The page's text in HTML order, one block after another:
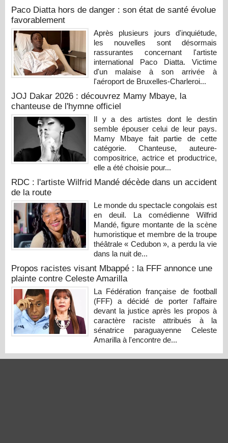
Paco Diatta hors de danger : son état de santé évolue
favorablement
Après plusieurs jours d'inquiétude,
les nouvelles sont désormais
rassurantes concernant l'artiste
international Paco Diatta. Victime
d'un malaise à son arrivée à
l'aéroport de Bruxelles-Charleroi...
JOJ Dakar 2026 : découvrez Mamy Mbaye, la
chanteuse de l'hymne officiel
Il y a des artistes dont le destin
semble épouser celui de leur pays.
Mamy Mbaye fait partie de cette
catégorie. Chanteuse, auteure-
compositrice, actrice et productrice,
elle a été choisie pour...
RDC : l'artiste Wilfrid Mandé décède dans un accident
de la route
Le monde du spectacle congolais est
en deuil. La comédienne Wilfrid
Mandé, figure montante de la scène
humoristique et membre de la troupe
théâtrale « Cedubon », a perdu la vie
dans la nuit de...
Propos racistes visant Mbappé : la FFF annonce une
plainte contre Celeste Amarilla
La Fédération française de football
(FFF) a décidé de porter l'affaire
devant la justice après les propos à
caractère raciste attribués à la
sénatrice paraguayenne Celeste
Amarilla à l'encontre de...